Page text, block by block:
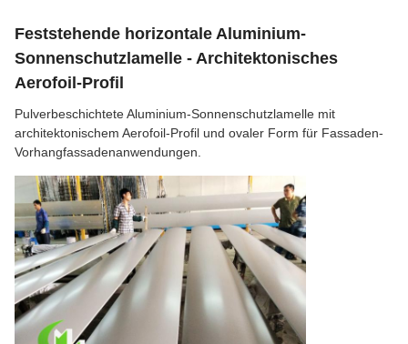
Feststehende horizontale Aluminium-
Sonnenschutzlamelle - Architektonisches
Aerofoil-Profil
Pulverbeschichtete Aluminium-Sonnenschutzlamelle mit
architektonischem Aerofoil-Profil und ovaler Form für Fassaden-
Vorhangfassadenanwendungen.